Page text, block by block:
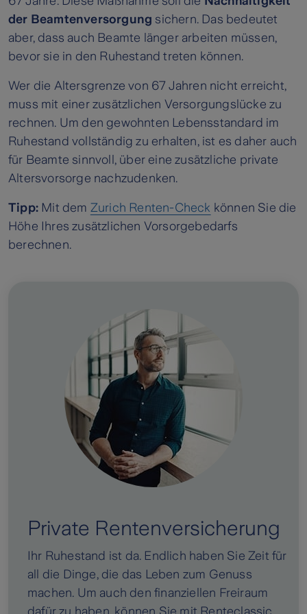
der Beamtenversorgung sichern. Das bedeutet
aber, dass auch Beamte länger arbeiten müssen,
bevor sie in den Ruhestand treten können.
Wer die Altersgrenze von 67 Jahren nicht erreicht,
muss mit einer zusätzlichen Versorgungslücke zu
rechnen. Um den gewohnten Lebensstandard im
Ruhestand vollständig zu erhalten, ist es daher auch
für Beamte sinnvoll, über eine zusätzliche private
Altersvorsorge nachzudenken.
Tipp: Mit dem Zurich Renten-Check können Sie die
Höhe Ihres zusätzlichen Vorsorgebedarfs
berechnen.
Private Rentenversicherung
Ihr Ruhestand ist da. Endlich haben Sie Zeit für
all die Dinge, die das Leben zum Genuss
machen. Um auch den finanziellen Freiraum